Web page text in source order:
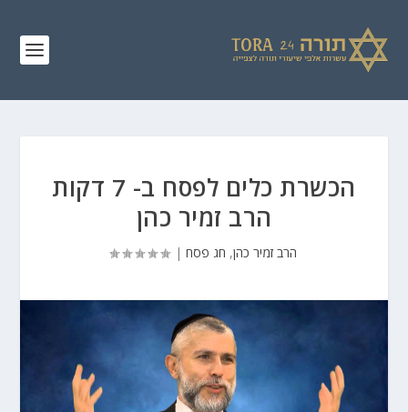
הכשרת כלים לפסח ב- 7 דקות
הרב זמיר כהן
הרב זמיר כהן, חג פסח |